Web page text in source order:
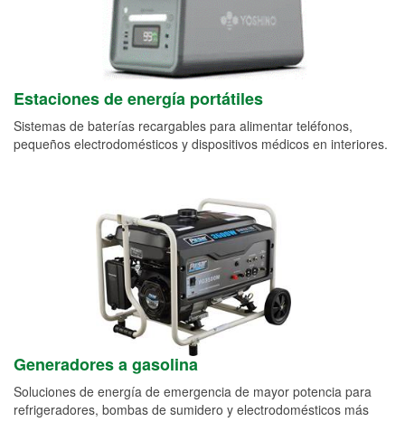
Estaciones de energía portátiles
Sistemas de baterías recargables para alimentar teléfonos,
pequeños electrodomésticos y dispositivos médicos en interiores.
Generadores a gasolina
Soluciones de energía de emergencia de mayor potencia para
refrigeradores, bombas de sumidero y electrodomésticos más